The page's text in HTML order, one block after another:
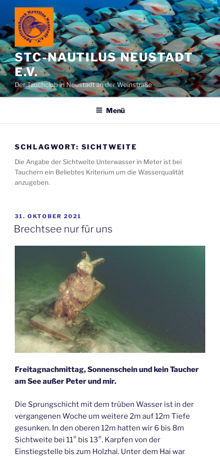
Zum
Inhalt
springen
STC-NAUTILUS NEUSTADT
E.V.
Der Tauchclub in Neustadt an der Weinstraße
Menü
SCHLAGWORT: SICHTWEITE
Die Angabe der Sichtweite Unterwasser in Meter ist bei
Tauchern ein Beliebtes Kriterium um die Wasserqualität
anzugeben.
VERÖFFENTLICHT
AM
31. OKTOBER 2021
Brechtsee nur für uns
Freitagnachmittag, Sonnenschein und kein Taucher
am See außer Peter und mir.
Die Sprungschicht mit dem trüben Wasser ist in der
vergangenen Woche um weitere 2m auf 12m Tiefe
gesunken. In den oberen 12m hatten wir 6 bis 8m
Sichtweite bei 11° bis 13°. Karpfen von der
Einstiegstelle bis zum Holzhai. Unter dem Hai war